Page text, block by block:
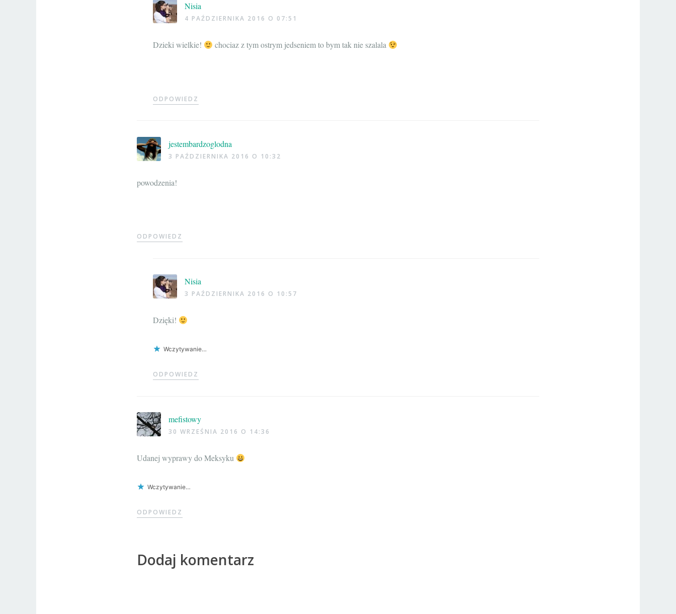
Nisia
4 PAŹDZIERNIKA 2016 O 07:51
Dzieki wielkie! chociaz z tym ostrym jedseniem to bym tak nie szalala
ODPOWIEDZ
jestembardzoglodna
3 PAŹDZIERNIKA 2016 O 10:32
powodzenia!
ODPOWIEDZ
Nisia
3 PAŹDZIERNIKA 2016 O 10:57
Dzięki!
Wczytywanie…
ODPOWIEDZ
mefistowy
30 WRZEŚNIA 2016 O 14:36
Udanej wyprawy do Meksyku
Wczytywanie…
ODPOWIEDZ
Dodaj komentarz